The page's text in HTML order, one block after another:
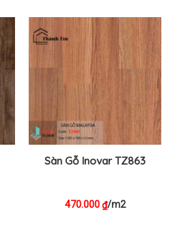
Sàn Gỗ Inovar TZ863
470.000₫/m2